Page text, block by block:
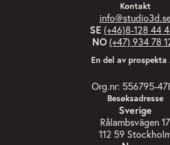
Kontakt
SE (+46)8-128 44
NO (+47) 934 78
En del av prospekta
Org.nr: 556795-
Besøksadresse
Sverige
Rålambsvägen 17
112 59